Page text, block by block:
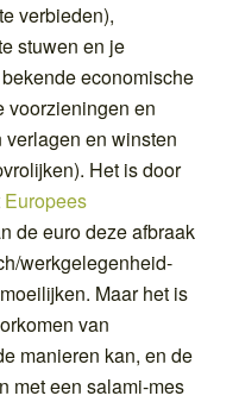
verbieden),
stuwen en je
economische
voorzieningen en
en winsten
Het is door
Europees
de euro deze afbraak
werkgelegenheid-
Maar het is
van
manieren kan, en de
met een salami-mes